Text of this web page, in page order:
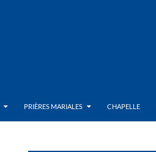
PRIÈRES MARIALES CHAPELLE